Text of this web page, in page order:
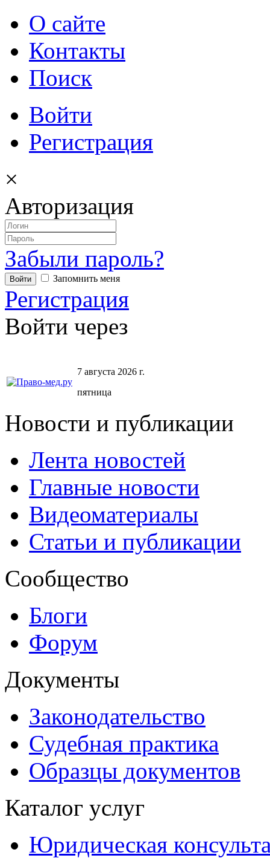
О сайте
Контакты
Поиск
Войти
Регистрация
×
Авторизация
Забыли пароль?
Запомнить меня
Регистрация
Войти через
7 августа 2026 г.
пятница
Новости и публикации
Лента новостей
Главные новости
Видеоматериалы
Статьи и публикации
Сообщество
Блоги
Форум
Документы
Законодательство
Судебная практика
Образцы документов
Каталог услуг
Юридическая